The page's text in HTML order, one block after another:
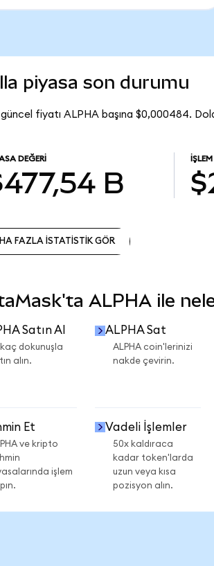
piyasa son durumu
fiyatı ALPHA başına $0,000484.
DEĞERI
B
FAZLA İSTATİSTİK GÖR
ALPHA ile
Satın Al
dokunuşla
alın.
ALPHA Sat
ALPHA coin'lerinizi
nakde çevirin.
Et
ve kripto
işlem
Vadeli İşlemler
50x kaldıraca
kadar token'larda
uzun veya kısa
pozisyon alın.